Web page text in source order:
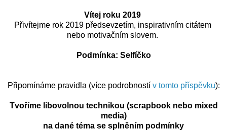
Vítej roku 2019
Přivítejme rok 2019 předsevzetím, inspirativním citátem
nebo motivačním slovem.
Podmínka: Selfíčko
Připomínáme pravidla (více podrobností v tomto příspěvku):
Tvoříme libovolnou technikou (scrapbook nebo mixed
media)
na dané téma se splněním podmínky